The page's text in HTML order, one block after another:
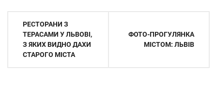
Навігація
записів
РЕСТОРАНИ З
ТЕРАСАМИ У ЛЬВОВІ,
З ЯКИХ ВИДНО ДАХИ
СТАРОГО МІСТА
ФОТО-ПРОГУЛЯНКА
МІСТОМ: ЛЬВІВ